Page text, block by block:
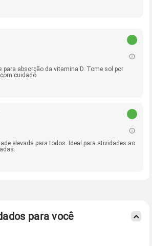
para absorção da vitamina D. Tome sol por
cuidado.
elevada para todos. Ideal para atividades ao
para você